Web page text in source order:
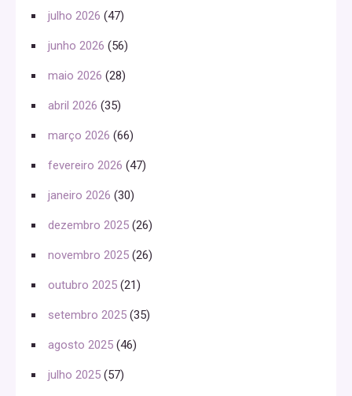
julho 2026 (47)
junho 2026 (56)
maio 2026 (28)
abril 2026 (35)
março 2026 (66)
fevereiro 2026 (47)
janeiro 2026 (30)
dezembro 2025 (26)
novembro 2025 (26)
outubro 2025 (21)
setembro 2025 (35)
agosto 2025 (46)
julho 2025 (57)